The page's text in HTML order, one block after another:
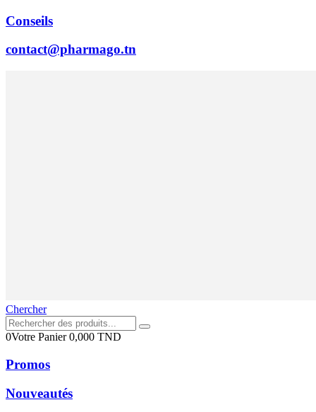
Conseils
contact@pharmago.tn
Chercher
0Votre Panier0,000 TND
Promos
Nouveautés